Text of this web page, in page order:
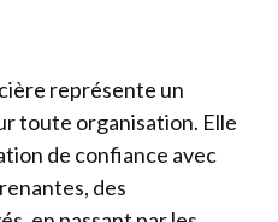
représente un
toute organisation. Elle
de confiance avec
des